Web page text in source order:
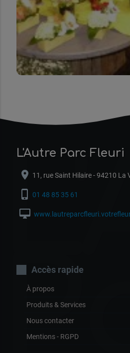
L'Autre Parc Fleuri
location_on 11, rue Saint Hilaire - 94210 La
phone_iphone 01 48 85 35 61
desktop_mac
Accès rapide
À propos
Produits & Services
Nous contacter
Mentions - RGPD